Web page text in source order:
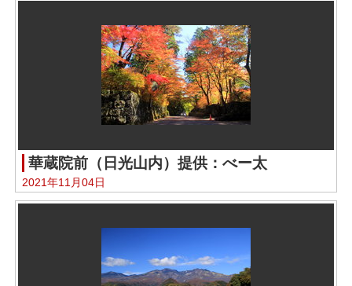
華蔵院前（日光山内）提供：べー太
2021年11月04日